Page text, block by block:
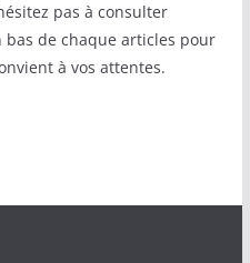
pas à consulter
de chaque articles pour
à vos attentes.